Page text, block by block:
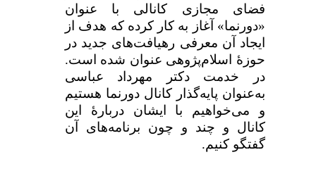
فضای مجازی کانالی با عنوان
«دورنما» آغاز به کار کرده که هدف از
ایجاد آن معرفی رهیافت‌های جدید در
حوزۀ اسلام‌پژوهی عنوان شده است.
در خدمت دکتر مهرداد عباسی
به‌عنوان پایه‌گذار کانال دورنما هستیم
و می‌خواهیم با ایشان دربارۀ این
کانال و چند و چون برنامه‌های آن
گفتگو کنیم.